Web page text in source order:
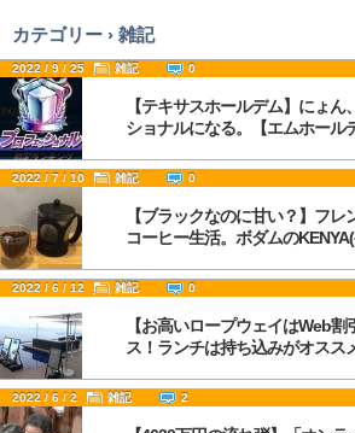
カテゴリー › 雑記
2022 / 9 / 25 雑記 0
【テキサスホールデム】にょ
ショナルになる。【エムホール
2022 / 7 / 10 雑記 0
【ブラックなのに甘い？】フ
コーヒー生活。ボダムの
2022 / 6 / 12 雑記 0
【お高いロープウェイはWeb
ス！ランチは持ち込みがオスス
2022 / 6 / 2 雑記 2